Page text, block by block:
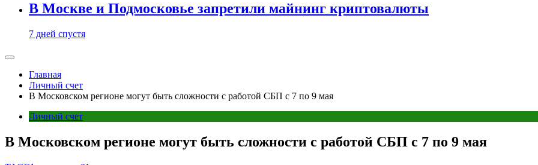
В Москве и Подмосковье запретили майнинг криптовалюты
7 дней спустя
Главная
Личный счет
В Московском регионе могут быть сложности с работой СБП с 7 по 9 мая
Личный счет
В Московском регионе могут быть сложности с работой СБП с 7 по 9 мая